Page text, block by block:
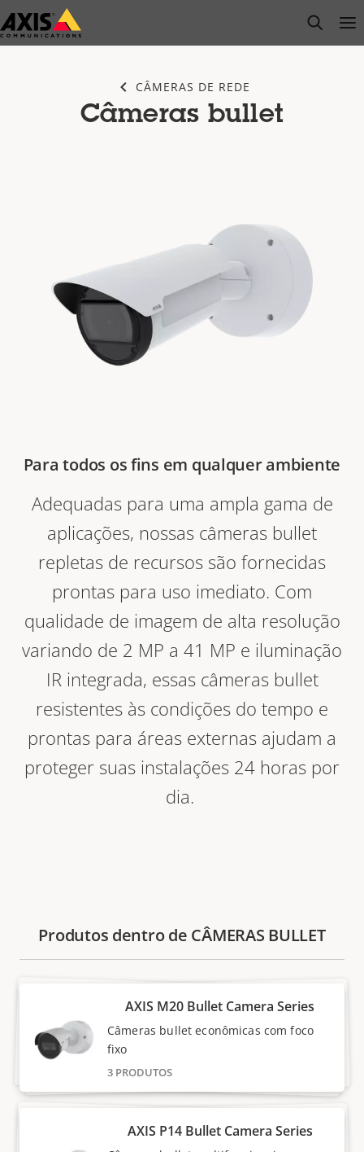
Pular
para
open
CÂMERAS DE REDE
Câmeras bullet
Para todos os fins em qualquer ambiente
Adequadas para uma ampla gama de
aplicações, nossas câmeras bullet
repletas de recursos são fornecidas
prontas para uso imediato. Com
qualidade de imagem de alta resolução
variando de 2 MP a 41 MP e iluminação
IR integrada, essas câmeras bullet
resistentes às condições do tempo e
prontas para áreas externas ajudam a
proteger suas instalações 24 horas por
dia.
Produtos dentro de CÂMERAS BULLET
AXIS M20 Bullet Camera Series
3 PRODUTOS
Câmeras bullet econômicas com foco
fixo
AXIS P14 Bullet Camera Series